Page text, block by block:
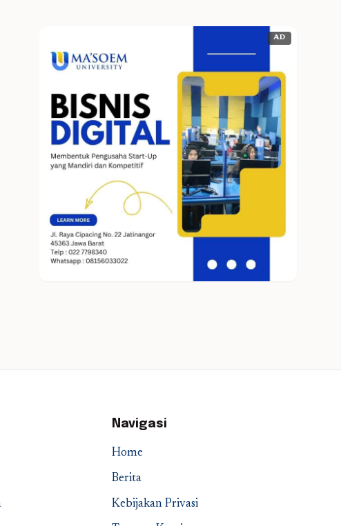
AD
Navigasi
Home
Berita
Kebijakan Privasi